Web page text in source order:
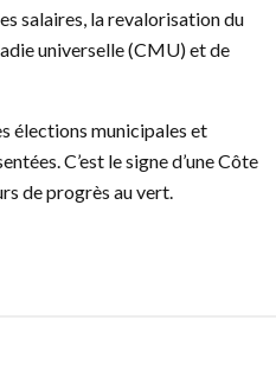
salaires, la revalorisation du
universelle (CMU) et de
élections municipales et
C’est le signe d’une Côte
de progrès au vert.